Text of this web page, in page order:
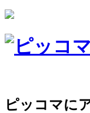
ピッコマに